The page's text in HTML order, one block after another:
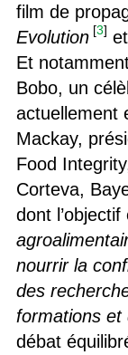
film de
Evolution [3]
Et
Bobo, un
actuellement
Mackay,
Food
Corteva,
dont l’objectif
nourrir la
des
formations et
débat